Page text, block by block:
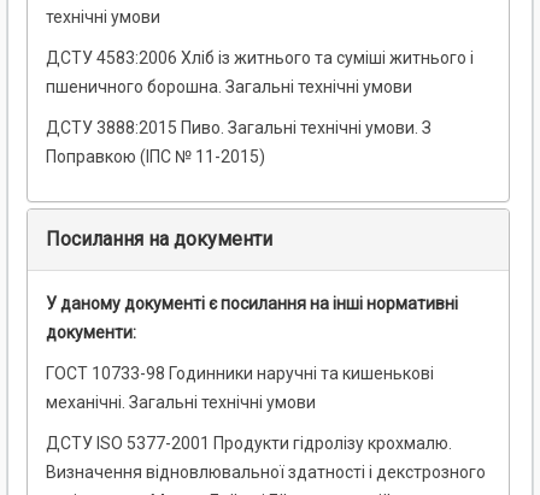
технічні умови
ДСТУ 4583:2006 Хліб із житнього та суміші житнього і
пшеничного борошна. Загальні технічні умови
ДСТУ 3888:2015 Пиво. Загальні технічні умови. З
Поправкою (ІПС № 11-2015)
Посилання на документи
У даному документі є посилання на інші нормативні
документи:
ГОСТ 10733-98 Годинники наручні та кишенькові
механічні. Загальні технічні умови
ДСТУ ISO 5377-2001 Продукти гідролізу крохмалю.
Визначення відновлювальної здатності і декстрозного